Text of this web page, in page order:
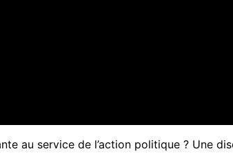
au service de l’action politique ? Une